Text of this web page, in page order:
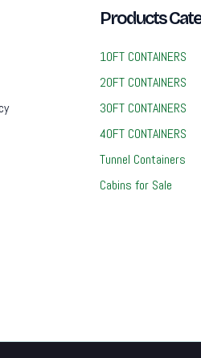
Products
10FT CONTAINERS
20FT CONTAINERS
30FT CONTAINERS
40FT CONTAINERS
Tunnel Containers
Cabins for Sale